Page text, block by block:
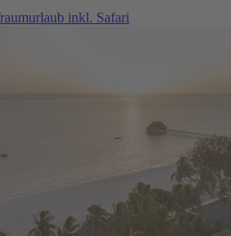
inkl. Safari